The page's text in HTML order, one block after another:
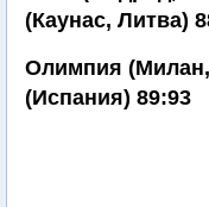
(Каунас, Литва)
Олимпия
(Испания) 89:93